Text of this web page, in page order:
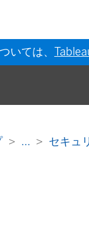
いては、
... セキュ